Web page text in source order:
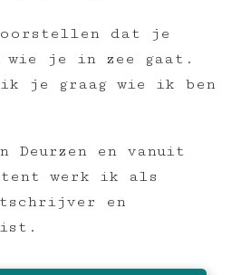
dat je
wie je in zee gaat.
ik je graag wie ik ben
Deurzen en vanuit
werk ik als
en